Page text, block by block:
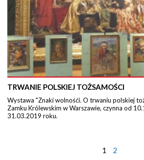
TRWANIE POLSKIEJ TOŻSAMOŚCI
Wystawa "Znaki wolnośći. O trwaniu polskiej
Zamku Królewskim w Warszawie, czynna od
31.03.2019 roku.
1 2